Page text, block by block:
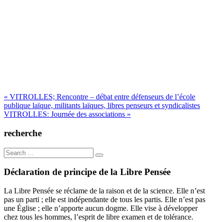
Navigation
de
« VITROLLES; Rencontre – débat entre défenseurs de l’école
publique laïque, militants laïques, libres penseurs et syndicalistes
VITROLLES: Journée des associations »
recherche
Search
for:
Déclaration de principe de la Libre Pensée
La Libre Pensée se réclame de la raison et de la science. Elle n’est
pas un parti ; elle est indépendante de tous les partis. Elle n’est pas
une Église ; elle n’apporte aucun dogme. Elle vise à développer
chez tous les hommes, l’esprit de libre examen et de tolérance.